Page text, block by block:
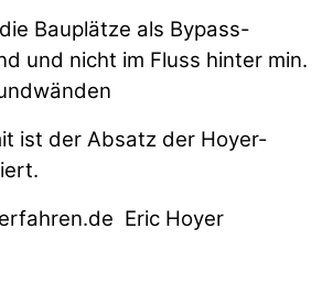
Bauplätze als Bypass-
und nicht im Fluss hinter min.
ist der Absatz der Hoyer-
Eric Hoyer